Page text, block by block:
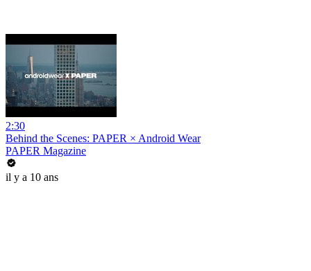
2:30
Behind the Scenes: PAPER × Android Wear
PAPER Magazine
il y a 10 ans